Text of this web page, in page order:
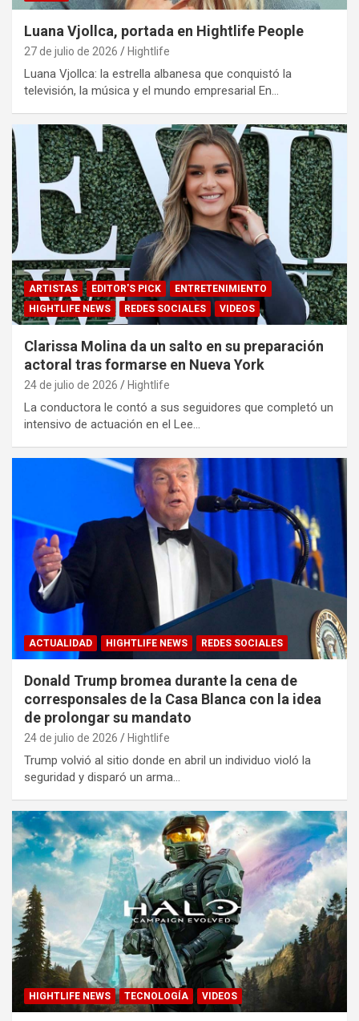
Luana Vjollca, portada en Hightlife People
27 de julio de 2026 Hightlife
Luana Vjollca: la estrella albanesa que conquistó la
televisión, la música y el mundo empresarial En…
ARTISTAS EDITOR'S PICK
ENTRETENIMIENTO
HIGHTLIFE NEWS
REDES SOCIALES VIDEOS
Clarissa Molina da un salto en su preparación
actoral tras formarse en Nueva York
24 de julio de 2026 Hightlife
La conductora le contó a sus seguidores que completó un
intensivo de actuación en el Lee…
ACTUALIDAD HIGHTLIFE NEWS REDES SOCIALES
Donald Trump bromea durante la cena de
corresponsales de la Casa Blanca con la idea
de prolongar su mandato
24 de julio de 2026 Hightlife
Trump volvió al sitio donde en abril un individuo violó la
seguridad y disparó un arma…
HIGHTLIFE NEWS TECNOLOGÍA VIDEOS